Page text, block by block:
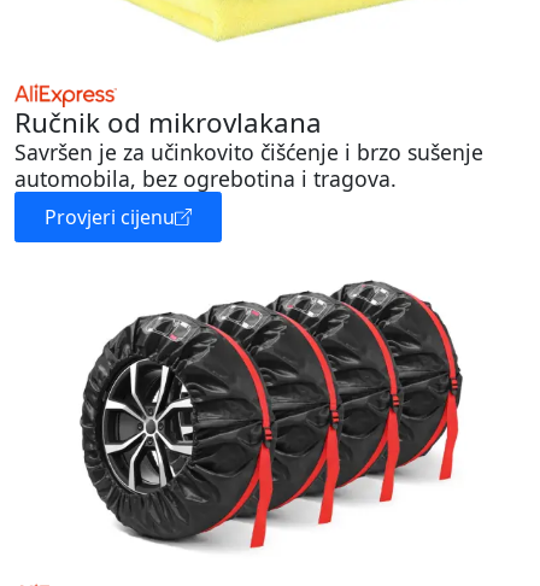
Ručnik od mikrovlakana
Savršen je za učinkovito čišćenje i brzo sušenje
automobila, bez ogrebotina i tragova.
Provjeri cijenu